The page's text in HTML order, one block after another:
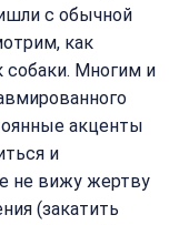
с обычной
как
собаки. Многим и
акценты
и
не вижу жертву
(закатить